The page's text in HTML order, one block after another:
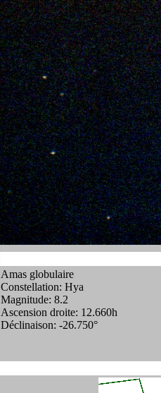
Amas globulaire
Constellation: Hya
Magnitude: 8.2
Ascension droite: 12.660h
Déclinaison: -26.750°